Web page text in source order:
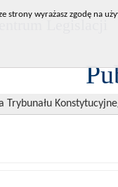
Trybunału
strony wyrażasz zgodę na